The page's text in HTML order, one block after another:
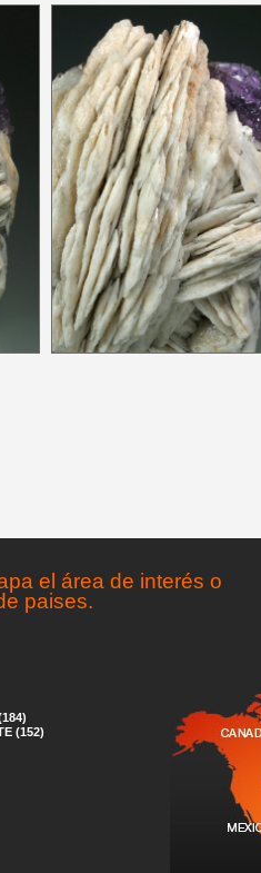
el área de interés o
paises.
(152)